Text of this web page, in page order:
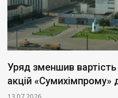
Уряд зменшив
акцій «Сумихімпрому»